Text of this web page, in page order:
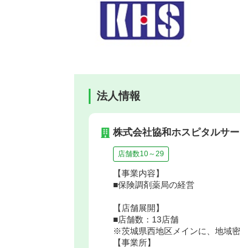
法人情報
株式会社協和ホスピタルサ
店舗数10～29
【事業内容】
■保険調剤薬局の経営
【店舗展開】
■店舗数：13店舗
※茨城県西地区メインに、地域
【事業所】